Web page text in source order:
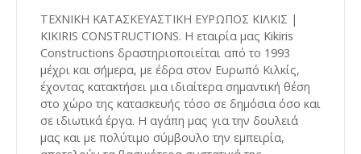
ΤΕΧΝΙΚΗ ΚΑΤΑΣΚΕΥΑΣΤΙΚΗ ΕΥΡΩΠΟΣ ΚΙΛΚΙΣ |
KIKIRIS CONSTRUCTIONS. Η εταιρία μας Kikiris
Constructions δραστηριοποιείται από το 1993
μέχρι και σήμερα, με έδρα στον Ευρωπό Κιλκίς,
έχοντας κατακτήσει μια ιδιαίτερα σημαντική θέση
στο χώρο της κατασκευής τόσο σε δημόσια όσο και
σε ιδιωτικά έργα. Η αγάπη μας για την δουλειά
μας και με πολύτιμο σύμβουλο την εμπειρία,